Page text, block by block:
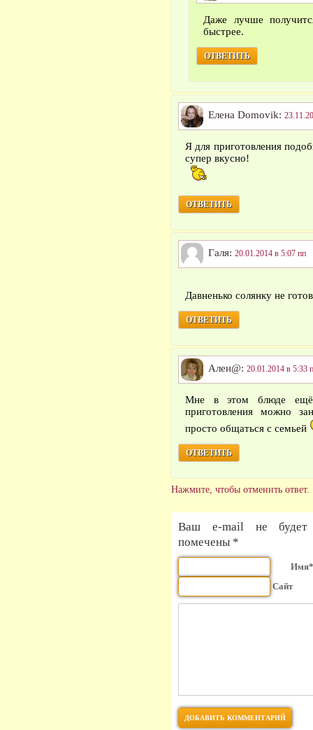
Даже лучше
быстрее.
ОТВЕТИТЬ
Елена Domovik:
Я для приготовления
супер вкусно!
ОТВЕТИТЬ
Галя: 20.01.2014 в 5:07 пп
Давненько солянку не
ОТВЕТИТЬ
Ален@: 20.01.2014 в 5:33
Мне в этом блюде ещё
приготовления можно
просто общаться с семьей
ОТВЕТИТЬ
Нажмите, чтобы отменить ответ.
Ваш e-mail не будет
помечены *
Имя*
Сайт